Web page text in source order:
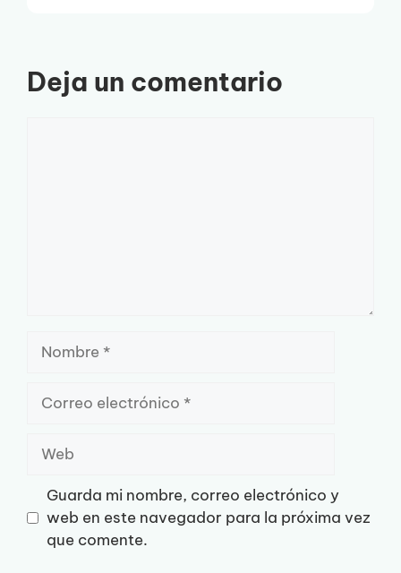
Deja un comentario
Nombre
electrónico
Guarda mi nombre, correo electrónico y
web en este navegador para la próxima vez
que comente.